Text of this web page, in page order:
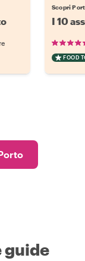
Scopri
I 10
FOOD
guide